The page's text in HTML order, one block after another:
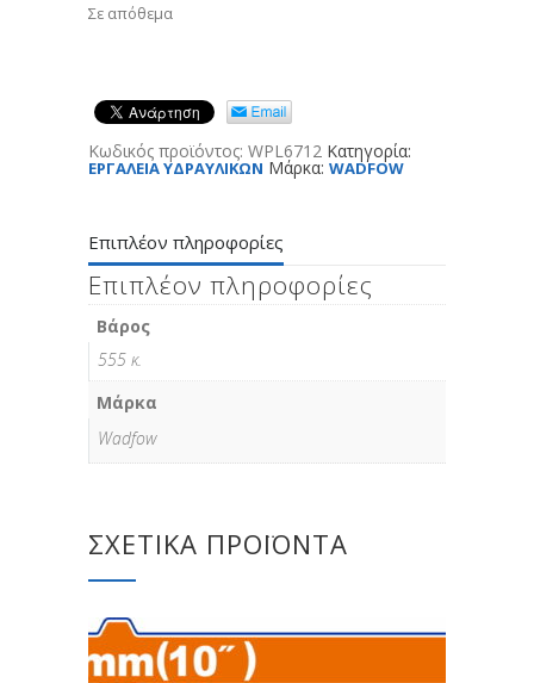
Σε απόθεμα
Κωδικός προϊόντος: WPL6712 Κατηγορία:
ΕΡΓΑΛΕΙΑ ΥΔΡΑΥΛΙΚΩΝ Μάρκα: WADFOW
Επιπλέον πληροφορίες
Επιπλέον πληροφορίες
Βάρος
555 κ.
Μάρκα
Wadfow
ΣΧΕΤΙΚΆ ΠΡΟΪΌΝΤΑ